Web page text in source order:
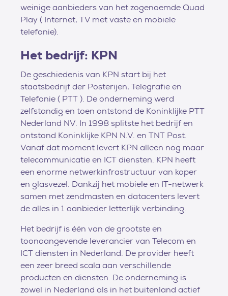
weinige aanbieders van het zogenoemde Quad
Play ( Internet, TV met vaste en mobiele
telefonie).
Het bedrijf: KPN
De geschiedenis van KPN start bij het
staatsbedrijf der Posterijen, Telegrafie en
Telefonie ( PTT ). De onderneming werd
zelfstandig en toen ontstond de Koninklijke PTT
Nederland NV. In 1998 splitste het bedrijf en
ontstond Koninklijke KPN N.V. en TNT Post.
Vanaf dat moment levert KPN alleen nog maar
telecommunicatie en ICT diensten. KPN heeft
een enorme netwerkinfrastructuur van koper
en glasvezel. Dankzij het mobiele en IT-netwerk
samen met zendmasten en datacenters levert
de alles in 1 aanbieder letterlijk verbinding.
Het bedrijf is één van de grootste en
toonaangevende leverancier van Telecom en
ICT diensten in Nederland. De provider heeft
een zeer breed scala aan verschillende
producten en diensten. De onderneming is
zowel in Nederland als in het buitenland actief